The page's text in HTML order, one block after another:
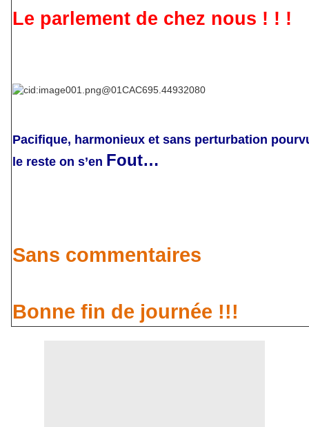
Le parlement de chez nous ! ! !
Pacifique, harmonieux et sans perturbation
le reste on s’en Fout…
Sans commentaires
Bonne fin de journée !!!